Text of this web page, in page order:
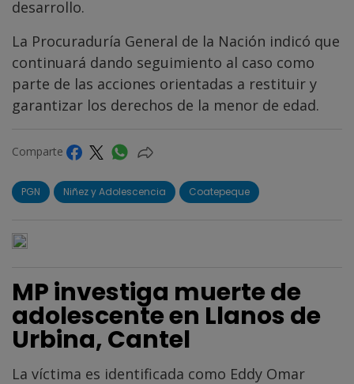
desarrollo.
La Procuraduría General de la Nación indicó que
continuará dando seguimiento al caso como
parte de las acciones orientadas a restituir y
garantizar los derechos de la menor de edad.
Comparte
PGN Niñez y Adolescencia Coatepeque
MP investiga muerte de
adolescente en Llanos de
Urbina, Cantel
La víctima es identificada como Eddy Omar